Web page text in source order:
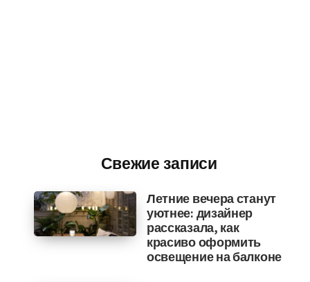
Свежие записи
Летние вечера станут
уютнее: дизайнер
рассказала, как
красиво оформить
освещение на балконе